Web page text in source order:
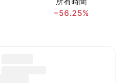
−56.25%